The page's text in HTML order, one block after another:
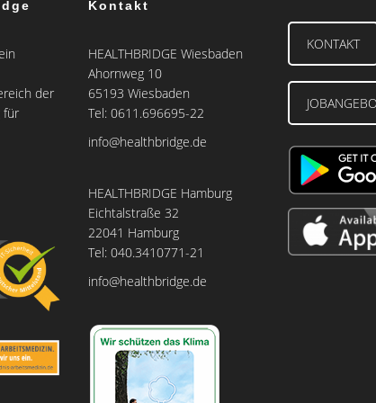
der
für
Kontakt
HEALTHBRIDGE Wiesbaden
Ahornweg 10
65193 Wiesbaden
Tel: 0611.696695-22
info@healthbridge.de
HEALTHBRIDGE Hamburg
Eichtalstraße 32
22041 Hamburg
Tel: 040.3410771-21
info@healthbridge.de
KONTAKT